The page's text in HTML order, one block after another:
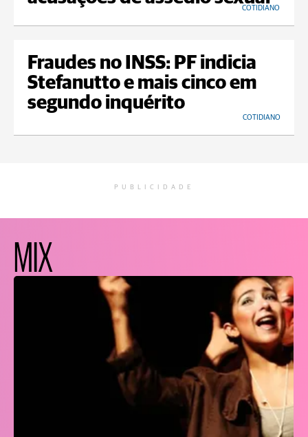
COTIDIANO
Fraudes no INSS: PF indicia
Stefanutto e mais cinco em
segundo inquérito
COTIDIANO
PUBLICIDADE
MIX